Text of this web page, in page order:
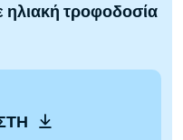
τροφοδοσία